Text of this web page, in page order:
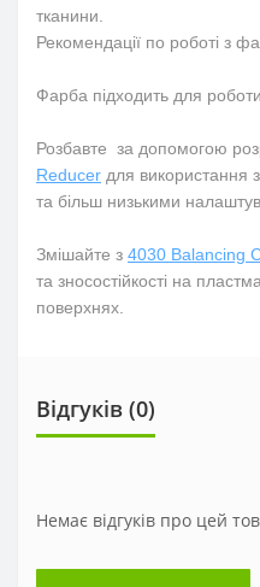
тканини.
Рекомендації по роботі з
Фарба підходить для
Розбавте за допомогою
Reducer для використання
та більш низькими
Змішайте з 4030 Balancing
та зносостійкості на
поверхнях.
Відгуків (0)
Немає відгуків про цей